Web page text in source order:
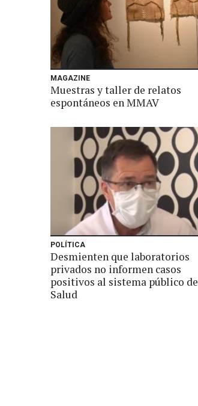
MAGAZINE
Muestras y taller de relatos
espontáneos en MMAV
POLÍTICA
Desmienten que laboratorios
privados no informen casos
positivos al sistema público de
Salud